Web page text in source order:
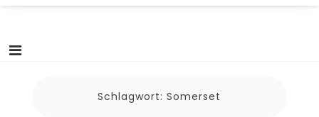
Schlagwort:Somerset